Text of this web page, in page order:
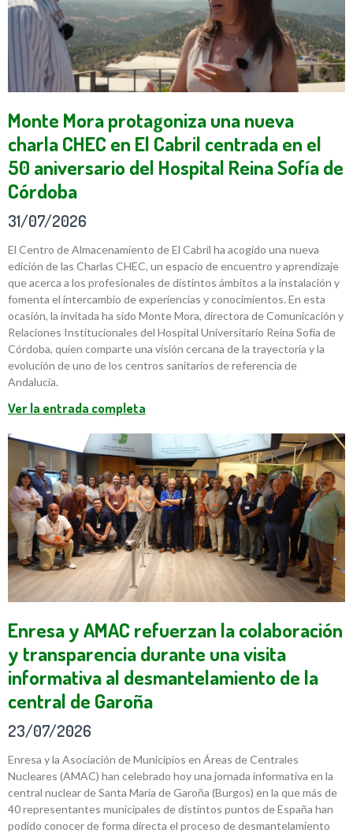
Monte Mora protagoniza una nueva
charla CHEC en El Cabril centrada en el
50 aniversario del Hospital Reina Sofía de
Córdoba
31/07/2026
El Centro de Almacenamiento de El Cabril ha acogido una nueva
edición de las Charlas CHEC, un espacio de encuentro y aprendizaje
que acerca a los profesionales de distintos ámbitos a la instalación y
fomenta el intercambio de experiencias y conocimientos. En esta
ocasión, la invitada ha sido Monte Mora, directora de Comunicación y
Relaciones Institucionales del Hospital Universitario Reina Sofía de
Córdoba, quien comparte una visión cercana de la trayectoria y la
evolución de uno de los centros sanitarios de referencia de
Andalucía.
Ver la entrada completa
Enresa y AMAC refuerzan la colaboración
y transparencia durante una visita
informativa al desmantelamiento de la
central de Garoña
23/07/2026
Enresa y la Asociación de Municipios en Áreas de Centrales
Nucleares (AMAC) han celebrado hoy una jornada informativa en la
central nuclear de Santa María de Garoña (Burgos) en la que más de
40 representantes municipales de distintos puntos de España han
podido conocer de forma directa el proceso de desmantelamiento